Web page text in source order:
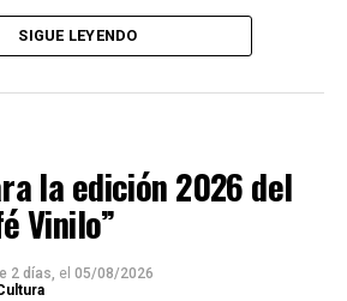
(investigación y voz)
(violín)
Comunicación
SIGUE LEYENDO
la edición 2026 del
Vinilo”
2 días, el 05/08/2026